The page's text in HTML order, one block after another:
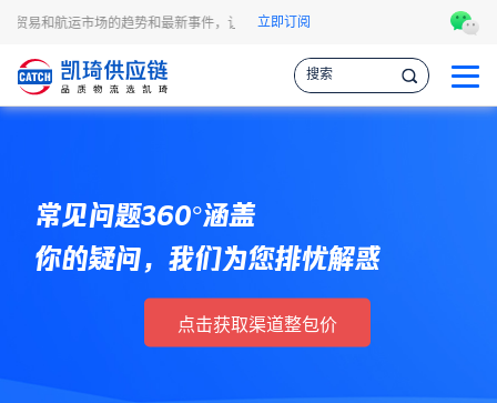
易和航运市场的趋势和最新事件，让您掌握各种情报，作出更明智的供应链决策
立即订阅
常见问题360°涵盖
你的疑问，我们为您排忧解惑
点击获取渠道整包价